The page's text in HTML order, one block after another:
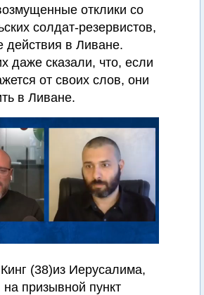
отклики со
солдат-резервистов,
в Ливане.
даже сказали, что, если
от своих слов, они
в Ливане.
(38)из Иерусалима,
призывной пункт